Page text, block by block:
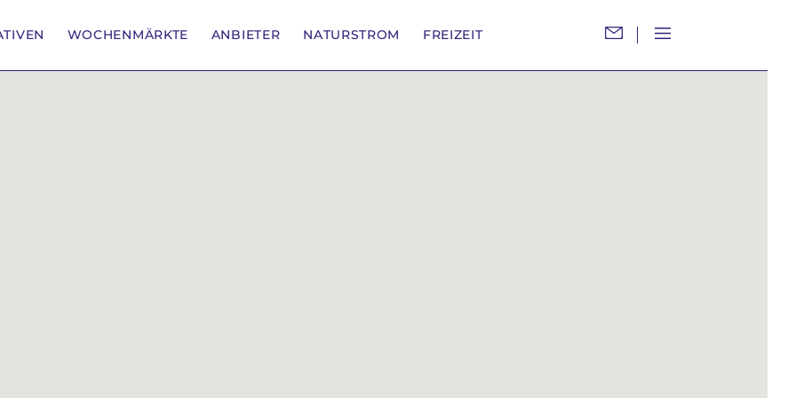
WOCHENMÄRKTE ANBIETER NATURSTROM FREIZEIT